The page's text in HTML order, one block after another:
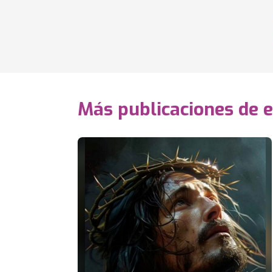
Más publicaciones de